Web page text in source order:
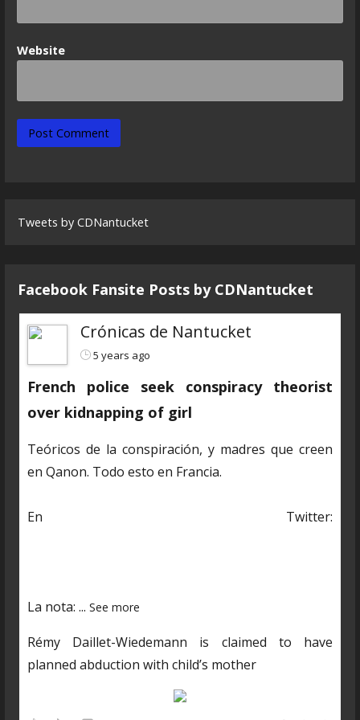
Website
Tweets by CDNantucket
Facebook Fansite Posts by ‎CDNantucket
Crónicas de Nantucket
5 years ago
French police seek conspiracy theorist
over kidnapping of girl
Teóricos de la conspiración, y madres que creen
en Qanon. Todo esto en Francia.
En Twitter:
La nota: ... See more
Rémy Daillet-Wiedemann is claimed to have
planned abduction with child’s mother